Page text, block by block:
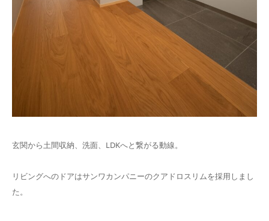
玄関から土間収納、洗面、LDKへと繋がる動線。
リビングへのドアはサンワカンパニーのクアドロスリムを採用しまし
た。